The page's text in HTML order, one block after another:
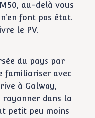
au-delà vous
font pas état.
le PV.
du pays par
familiariser avec
à Galway,
rayonner dans la
petit peu moins